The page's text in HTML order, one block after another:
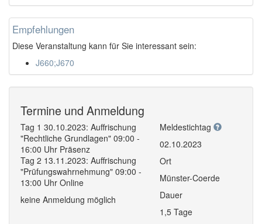
Empfehlungen
Diese Veranstaltung kann für Sie interessant sein:
J660;J670
Termine und Anmeldung
Tag 1 30.10.2023: Auffrischung
"Rechtliche Grundlagen" 09:00 -
16:00 Uhr Präsenz
Tag 2 13.11.2023: Auffrischung
"Prüfungswahrnehmung" 09:00 -
13:00 Uhr Online
keine Anmeldung möglich
Meldestichtag
02.10.2023
Ort
Münster-Coerde
Dauer
1,5 Tage